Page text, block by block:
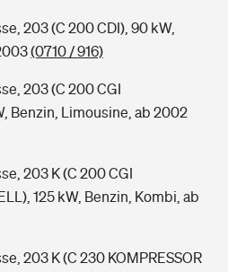
203 (C 200 CDI), 90 kW,
(0710 / 916)
203 (C 200 CGI
Benzin, Limousine, ab 2002
203 K (C 200 CGI
125 kW, Benzin, Kombi, ab
203 K (C 230 KOMPRESSOR